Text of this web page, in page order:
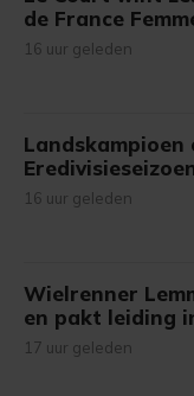
de France
16 uur geleden
16 uur geleden
Wielrenner
en pakt leiding
17 uur geleden